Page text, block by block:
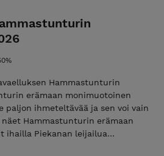
Hammastunturin
erämaan monimuotoinen
paljon ihmeteltävää ja sen voi vain
näet Hammastunturin erämaan
ihailla Piekanan leijailua